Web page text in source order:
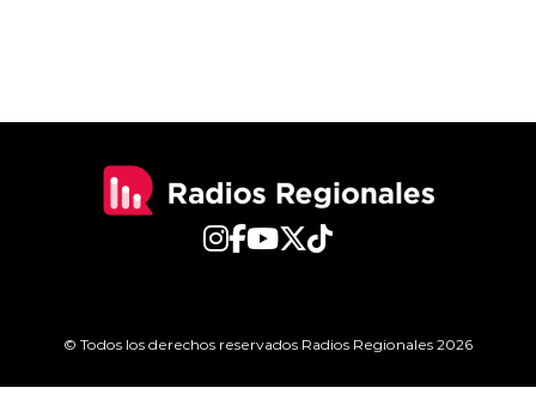
© Todos los derechos reservados Radios Regionales 2026